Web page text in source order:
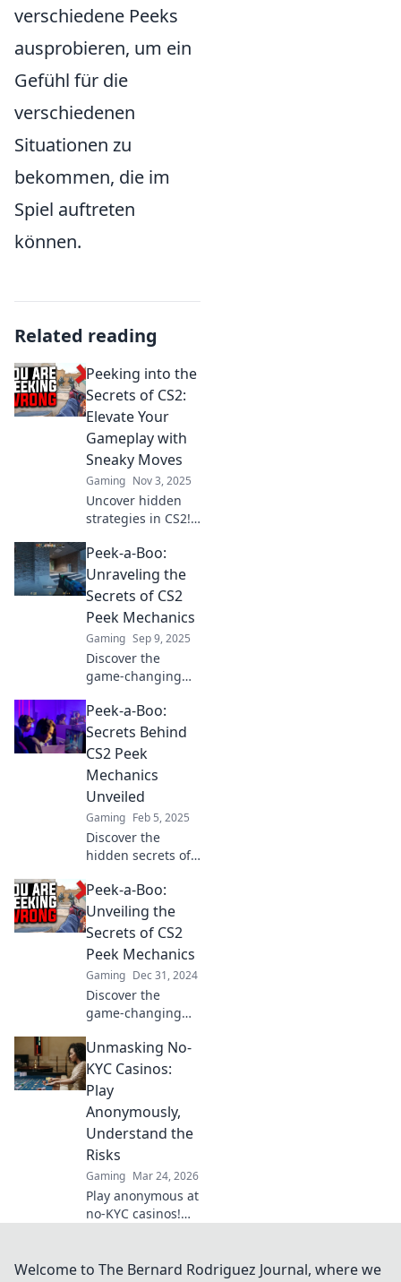
verschiedene Peeks
ausprobieren, um ein
Gefühl für die
verschiedenen
Situationen zu
bekommen, die im
Spiel auftreten
können.
Related reading
Peeking into the
Secrets of CS2:
Elevate Your
Gameplay with
Sneaky Moves
Gaming Nov 3, 2025
Uncover hidden
strategies in CS2!
gameplay and
master sneaky
moves that will
leave your
opponents in the
dust.
Peek-a-Boo:
Unraveling the
Secrets of CS2
Peek Mechanics
Gaming Sep 9, 2025
Discover the
game-changing
CS2! Uncover pro
tips and tricks to
skyrocket your
gameplay and
dominate the
competition.
Peek-a-Boo:
Secrets Behind
CS2 Peek
Mechanics
Unveiled
Gaming Feb 5, 2025
Discover the
hidden secrets of
mechanics that
can transform
your gameplay.
Unveil tactics that
will leave your
opponents in the
dust!
Peek-a-Boo:
Unveiling the
Secrets of CS2
Peek Mechanics
Gaming Dec 31, 2024
Discover the
game-changing
CS2! Unlock
hidden strategies
and dominate the
battlefield with
expert tips and
tricks.
Unmasking No-
KYC Casinos:
Play
Anonymously,
Understand the
Risks
Gaming Mar 24, 2026
Play anonymous at
no-KYC casinos!
risks. Click to
Welcome to The Bernard Rodriguez Journal, where we